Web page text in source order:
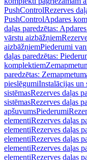
PushControlRezerves
PushControlApdares
daļas paredzētas:
vārstu aizbāžņiem
aizbāžņiemPiederumi
daļas paredzētas:
komplektiem
paredzētas:
pieslēgumiInstalācijas un
sistēmasRezerves daļas
sistēmasRezerves daļas
apšuvumsPiederumi
elementiRezerves daļas
elementiRezerves daļas
elementiRezerves daļas
elementiRezerves daļas
elementiRezerves daļas